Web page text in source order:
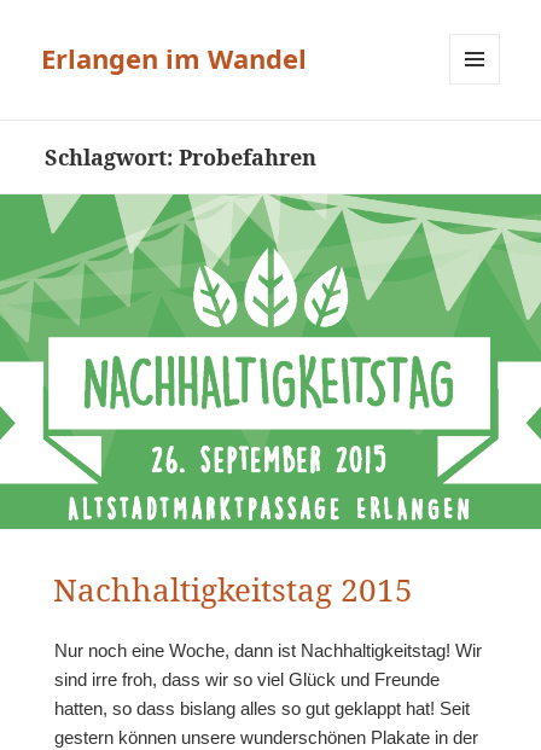
Erlangen im Wandel
Schlagwort:Probefahren
Nachhaltigkeitstag 2015
Nur noch eine Woche, dann ist Nachhaltigkeitstag! Wir
sind irre froh, dass wir so viel Glück und Freunde
hatten, so dass bislang alles so gut geklappt hat! Seit
gestern können unsere wunderschönen Plakate in der